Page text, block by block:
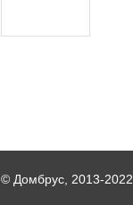
© Домбрус, 2013-2022